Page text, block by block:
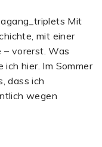
Mit
mit einer
vorerst. Was
hier. Im Sommer
dass ich
wegen